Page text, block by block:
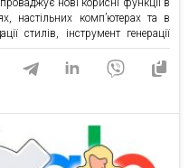
нові корисні функції в
настільних комп’ютерах та в
стилів, інструмент генерації
примірки. “Google хоче
впроваджуючи